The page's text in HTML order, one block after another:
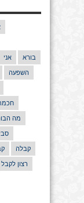
אני בורא
השפעה
מה
קבלה
רצון לקבל